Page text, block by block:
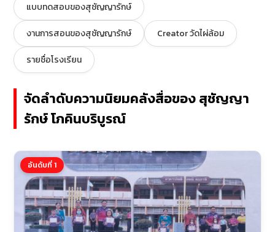
แบบทดสอบของสุชัญญารักษ์
งานการสอนของสุชัญญารักษ์ Creator วัดไผ่ล้อม
รายชื่อโรงเรียน
จัดลำดับความนิยมคลังสื่อของ สุชัญญา
รักษ์ โภคินบริบูรณ์
อันดับที่ 1